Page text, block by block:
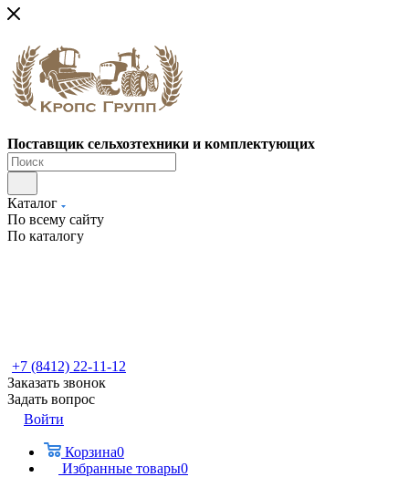
Поставщик сельхозтехники и комплектующих
Каталог
По всему сайту
По каталогу
+7 (8412) 22-11-12
Заказать звонок
Задать вопрос
Войти
Корзина0
Избранные товары0